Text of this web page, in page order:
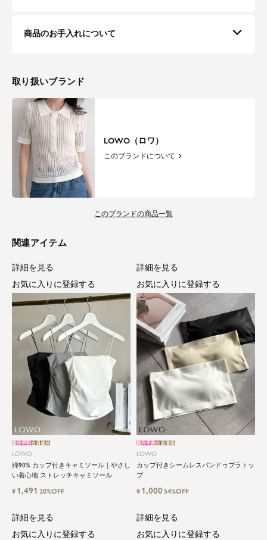
商品のお手入れについて
取り扱いブランド
LOWO（ロワ）
このブランドについて
このブランドの商品一覧
関連アイテム
LOWO
綿90% カップ付きキャミソール｜やさし
い着心地 ストレッチキャミソール
新作早割会員価格
¥ 1,491 20%OFF
詳細を見る
お気に入りに登録する
LOWO
カップ付きシームレスバンドゥブラトッ
プ
新作早割会員価格
¥ 1,00054%OFF
詳細を見る
お気に入りに登録する
詳細を見る
お気に入りに登録する
詳細を見る
お気に入りに登録する